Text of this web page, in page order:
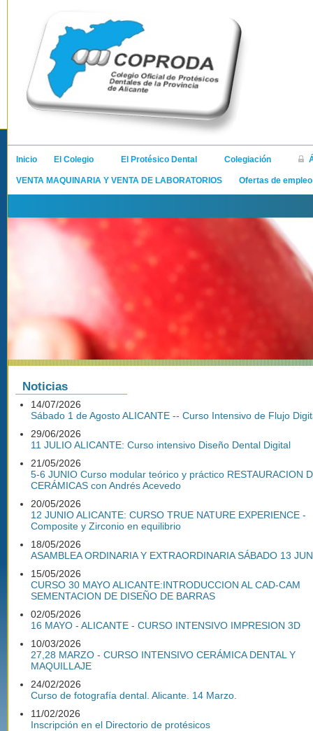
Inicio El Colegio El Protésico Dental Colegiación
VENTA MAQUINARIA Y VENTA DE LABORATORIOS Ofertas de empleo
Noticias
14/07/2026
Sábado 1 de Agosto ALICANTE -- Curso Intensivo de Flujo
29/06/2026
11 JULIO ALICANTE: Curso intensivo Diseño Dental Digital
21/05/2026
5-6 JUNIO Curso modular teórico y práctico RESTAURACION
CERÁMICAS con Andrés Acevedo
20/05/2026
12 JUNIO ALICANTE: CURSO TRUE NATURE EXPERIENCE -
Composite y Zirconio en equilibrio
18/05/2026
ASAMBLEA ORDINARIA Y EXTRAORDINARIA SÁBADO 13
15/05/2026
CURSO 30 MAYO ALICANTE:INTRODUCCION AL CAD-CAM
SEMENTACION DE DISEÑO DE BARRAS
02/05/2026
16 MAYO - ALICANTE - CURSO INTENSIVO IMPRESION 3D
10/03/2026
27,28 MARZO - CURSO INTENSIVO CERÁMICA DENTAL Y
MAQUILLAJE
24/02/2026
Curso de fotografía dental. Alicante. 14 Marzo.
11/02/2026
Inscripción en el Directorio de protésicos